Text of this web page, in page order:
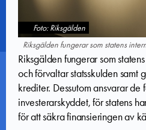
Foto: Riksgälden
Riksgälden fungerar som statens
Riksgälden fungerar som
och förvaltar statsskulden samt
krediter. Dessutom ansvarar de
investerarskyddet, för statens
för att säkra finansieringen av